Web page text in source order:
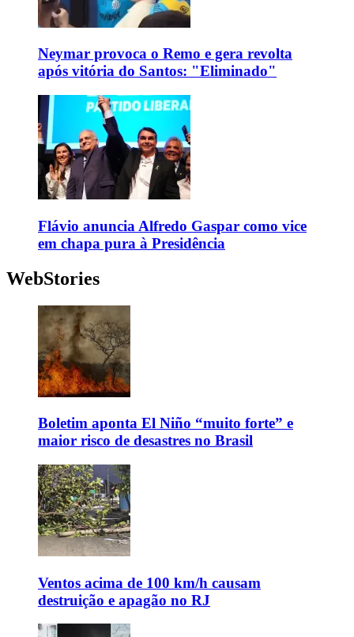
Neymar provoca o Remo e gera revolta
após vitória do Santos: "Eliminado"
Flávio anuncia Alfredo Gaspar como vice
em chapa pura à Presidência
WebStories
Boletim aponta El Niño “muito forte” e
maior risco de desastres no Brasil
Ventos acima de 100 km/h causam
destruição e apagão no RJ